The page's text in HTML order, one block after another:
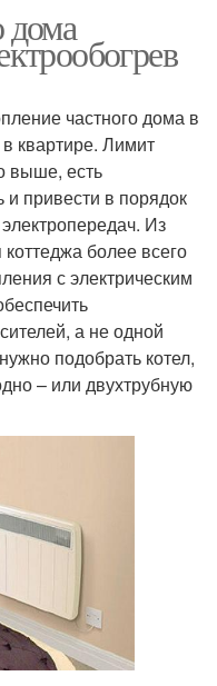
дома
частного дома в
квартире. Лимит
выше, есть
и привести в порядок
Из
более всего
с электрическим
а не одной
подобрать котел,
– или двухтрубную